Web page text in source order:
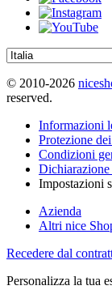
© 2010-2026
reserved.
Informazioni
Protezione
Condizioni
Dichiarazione
Impostazioni
Azienda
Altri nice
Recedere dal
Personalizza la tua